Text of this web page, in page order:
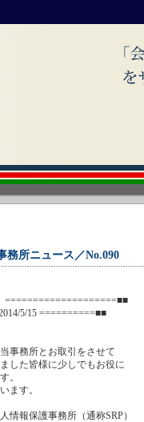
務所ニュース／No.090
====================■■
5/15 ==========■■
事務所とお取引をさせて
した皆様に少しでもお役に
。
ます。
情報保護事務所（通称SRP）